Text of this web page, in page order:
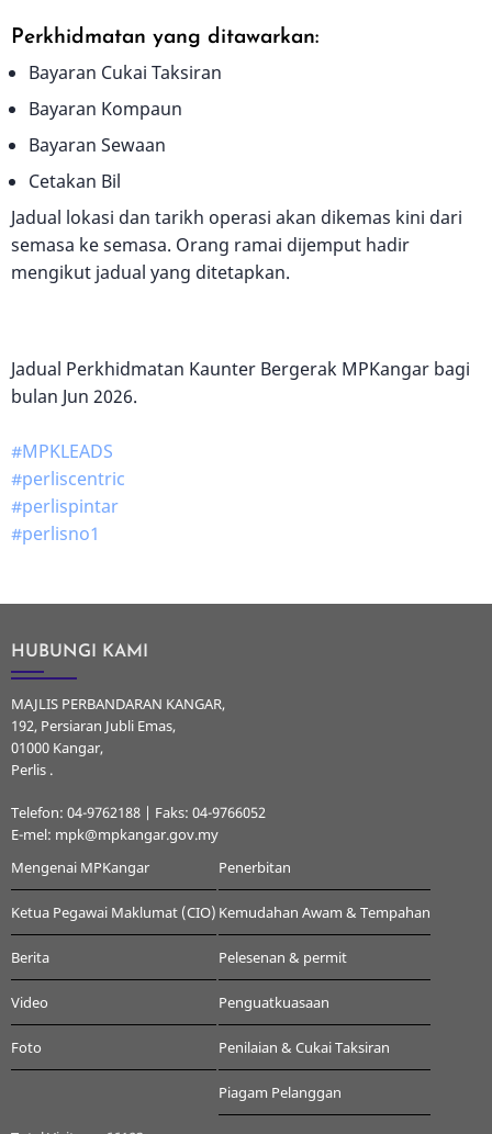
Perkhidmatan yang ditawarkan:
Bayaran Cukai Taksiran
Bayaran Kompaun
Bayaran Sewaan
Cetakan Bil
Jadual lokasi dan tarikh operasi akan dikemas kini dari
semasa ke semasa. Orang ramai dijemput hadir
mengikut jadual yang ditetapkan.
Jadual Perkhidmatan Kaunter Bergerak MPKangar bagi
bulan Jun 2026.
#MPKLEADS
#perliscentric
#perlispintar
#perlisno1
HUBUNGI KAMI
MAJLIS PERBANDARAN KANGAR,
192, Persiaran Jubli Emas,
01000 Kangar,
Perlis .
Telefon: 04-9762188 | Faks: 04-9766052
E-mel: mpk@mpkangar.gov.my
Mengenai MPKangar
Ketua Pegawai Maklumat (CIO)
Berita
Video
Foto
Penerbitan
Kemudahan Awam & Tempahan
Pelesenan & permit
Penguatkuasaan
Penilaian & Cukai Taksiran
Piagam Pelanggan